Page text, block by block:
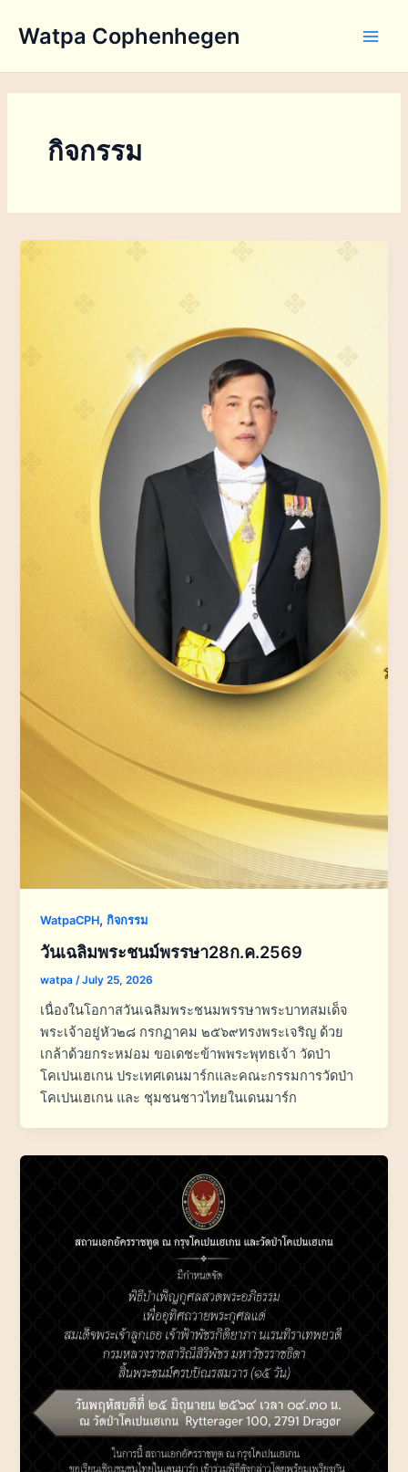
Watpa Cophenhegen
กิจกรรม
WatpaCPH,กิจกรรม
วันเฉลิมพระชนม์พรรษา28ก.ค.2569
watpa /July 25, 2026
เนื่องในโอกาสวันเฉลิมพระชนมพรรษาพระบาทสมเด็จ
พระเจ้าอยู่หัว๒๘ กรกฏาคม ๒๕๖๙ทรงพระเจริญ ด้วย
เกล้าด้วยกระหม่อม ขอเดชะข้าพพระพุทธเจ้า วัดป่า
โคเปนเฮเกน ประเทศเดนมาร์กและคณะกรรมการวัดป่า
โคเปนเฮเกน และ ชุมชนชาวไทยในเดนมาร์ก